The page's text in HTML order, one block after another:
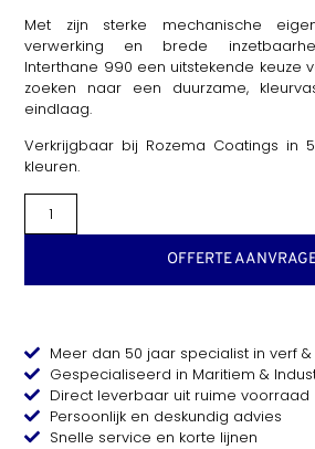
Met zijn sterke mechanische
verwerking en brede
Interthane 990 een uitstekende keuze
zoeken naar een duurzame,
eindlaag.
Verkrijgbaar bij Rozema Coatings in
kleuren.
OFFERTE
Meer dan 50 jaar specialist in verf
Gespecialiseerd in Maritiem &
Direct leverbaar uit ruime voorraad
Persoonlijk en deskundig advies
Snelle service en korte lijnen